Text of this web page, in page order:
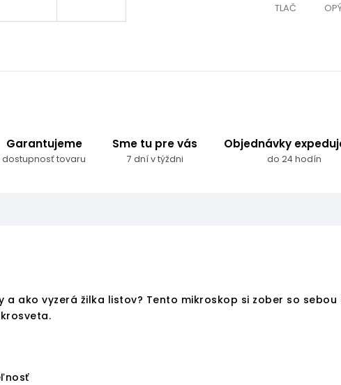
TLAČ
Garantujeme
dostupnosť tovaru
Sme tu pre vás
7 dní v týždni
Objednávky
do 24 hodín
ako vyzerá žilka listov? Tento mikroskop si zober so sebou